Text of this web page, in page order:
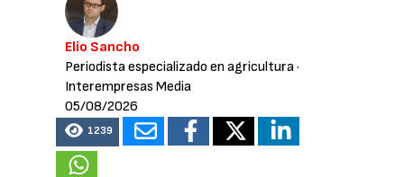
Elio Sancho
Periodista especializado en agricultura·
Interempresas Media
05/08/2026
1239